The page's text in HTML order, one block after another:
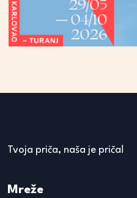
Tvoja priča, naša je priča!
Mreže